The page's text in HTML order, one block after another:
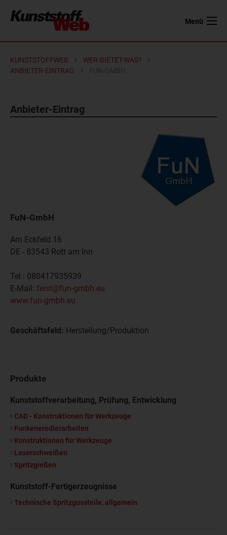
Menü
KUNSTSTOFFWEB
WER-BIETET-WAS?
ANBIETER-EINTRAG
Anbieter-Eintrag
FuN-GmbH
Am Eckfeld 16
DE - 83543 Rott am Inn
Tel.: 080417935939
E-Mail: feist@fun-gmbh.eu
www.fun-gmbh.eu
Geschäftsfeld: Herstellung/Produktion
Produkte
Kunststoffverarbeitung, Prüfung, Entwicklung
CAD - Konstruktionen für Werkzeuge
Funkenerodierarbeiten
Konstruktionen für Werkzeuge
Laserschweißen
Spritzgießen
Kunststoff-Fertigerzeugnisse
Technische Spritzgussteile, allgemein